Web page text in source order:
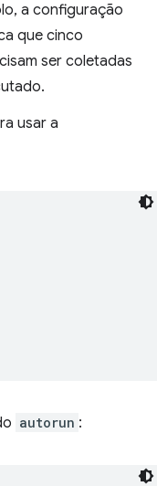
a configuração
que cinco
ser coletadas
usar a
autorun :